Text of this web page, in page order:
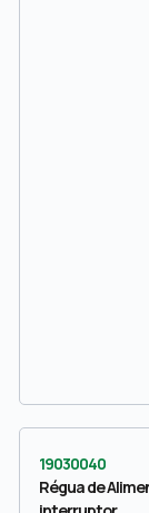
19030040
Régua de